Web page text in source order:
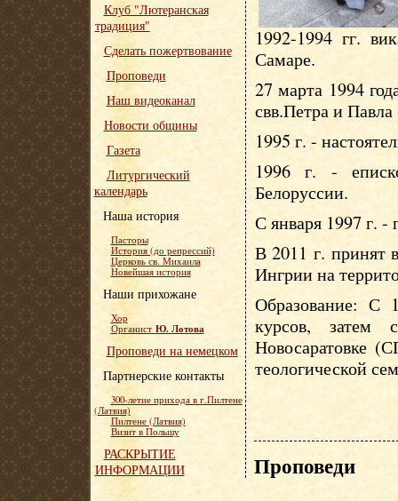
1992-1994 гг.
Самаре.
27 марта 1994
свв.Петра и
1995 г. -
1996 г. -
Белоруссии.
С января 1997 г.
В 2011 г. принят
Ингрии на
Образование: С
курсов, затем
Новосаратовке
теологической
Проповеди
Клуб "Лютеранская
традиция"
Сделать пожертвование
Проповеди
Наш видеоканал
Новости общины
Газета
Литургический
календарь
Наша история
Пасторы
История (до репрессий)
Церковь св. Михаила
Новейшая история
Наши прихожане
Хор
Органист Ю. Лотова
Проповеди на немецком
Партнерские контакты
300-летие прихода в г.Пилтене
(Латвия)
Пилтене (Латвия)
Визит в Польшу
РАСКРЫТИЕ
ИНФОРМАЦИИ